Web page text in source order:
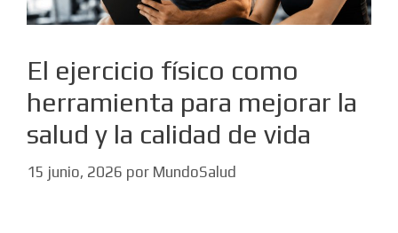
El ejercicio físico como
herramienta para mejorar la
salud y la calidad de vida
15 junio, 2026 por MundoSalud